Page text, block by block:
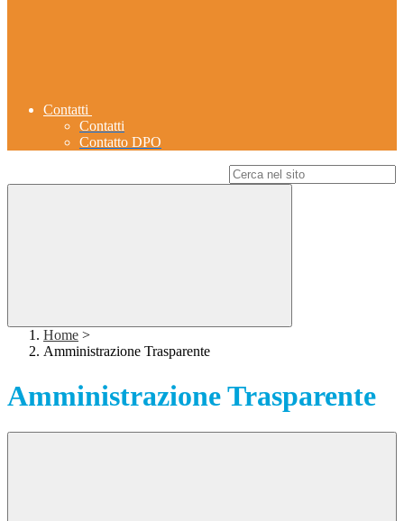
Contatti
Contatti
Contatto DPO
Home >
Amministrazione Trasparente
Amministrazione Trasparente